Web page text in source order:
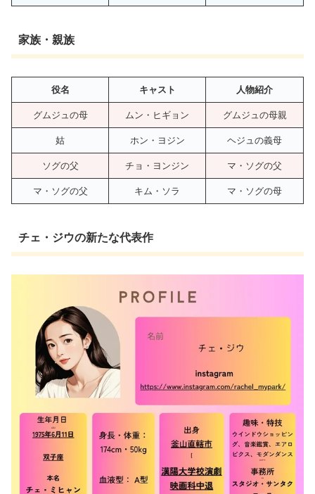
家族・親族
役名 キャスト 人物紹介
グムジュの母 ムン・ヒギョン グムジュの母親
姑 ホン・ヨジン ヘジュの義母
ソグの父 チョ・ヨンジン マ・ソグの父
マ・ソグの父 キム・ソラ マ・ソグの母
チェ・ジウの新たな代表作